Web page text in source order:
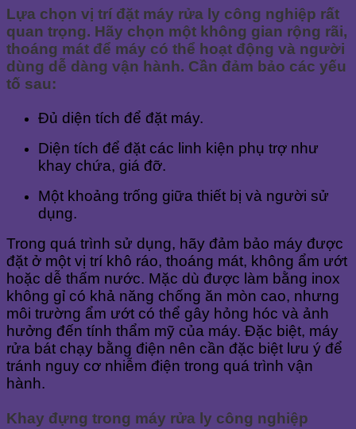
Lựa chọn vị trí đặt máy rửa ly công nghiệp rất
quan trọng. Hãy chọn một không gian rộng rãi,
thoáng mát để máy có thể hoạt động và người
dùng dễ dàng vận hành. Cần đảm bảo các yếu
tố sau:
Đủ diện tích để đặt máy.
Diện tích để đặt các linh kiện phụ trợ như
khay chứa, giá đỡ.
Một khoảng trống giữa thiết bị và người sử
dụng.
Trong quá trình sử dụng, hãy đảm bảo máy được
đặt ở một vị trí khô ráo, thoáng mát, không ẩm ướt
hoặc dễ thấm nước. Mặc dù được làm bằng inox
không gỉ có khả năng chống ăn mòn cao, nhưng
môi trường ẩm ướt có thể gây hỏng hóc và ảnh
hưởng đến tính thẩm mỹ của máy. Đặc biệt, máy
rửa bát chạy bằng điện nên cần đặc biệt lưu ý để
tránh nguy cơ nhiễm điện trong quá trình vận
hành.
Khay đựng trong máy rửa ly công nghiệp